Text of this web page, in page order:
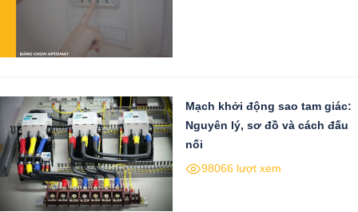
Mạch khởi động sao tam giác:
Nguyên lý, sơ đồ và cách đấu
nối
98066 lượt xem